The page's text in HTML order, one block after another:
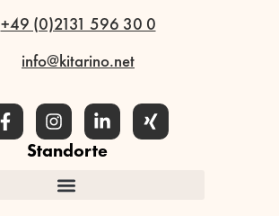
+49 (0)2131 596 30 0
info@kitarino.net
Standorte